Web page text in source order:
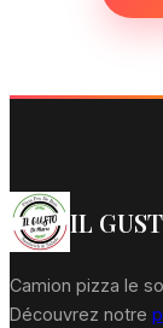
IL
Camion pizza le
Découvrez notre